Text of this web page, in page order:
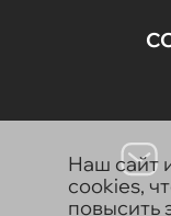
Наш сайт
cookies,
повысить